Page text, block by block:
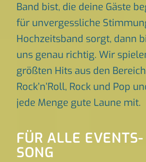
Band bist, die deine Gäste
für unvergessliche
Hochzeitsband sorgt, dann
uns genau richtig. Wir
größten Hits aus den
Rock’n’Roll, Rock und Pop
jede Menge gute Laune mit.
FÜR ALLE EVENTS-
SONG